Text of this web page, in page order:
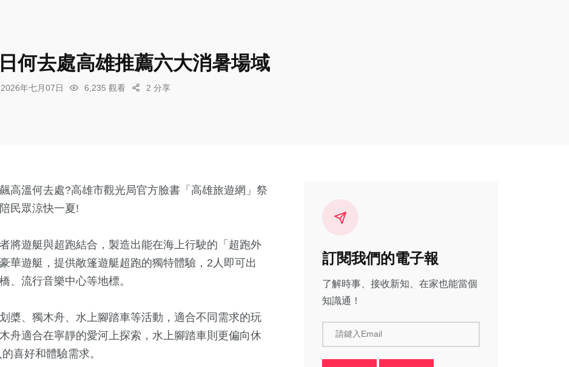
何去處高雄推薦六大消暑場域
2026年七月07日 6,235 觀看 2 分享
高溫何去處?高雄市觀光局官方臉書「高雄旅遊網」祭
民眾涼快一夏!
將遊艇與超跑結合，製造出能在海上行駛的「超跑外
華遊艇，提供敞篷遊艇超跑的獨特體驗，2人即可出
、流行音樂中心等地標。
槳、獨木舟、水上腳踏車等活動，適合不同需求的玩
舟適合在寧靜的愛河上探索，水上腳踏車則更偏向休
喜好和體驗需求。
訂閱我們的電子報
了解時事、接收新知、在家也能當個
知識通！
請鍵入Email